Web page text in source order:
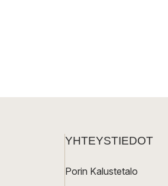
YHTEYSTIEDOT
Porin Kalustetalo